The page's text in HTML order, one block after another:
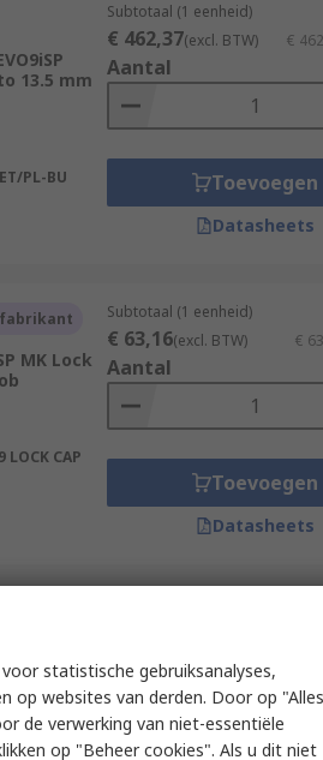
13.5 mm
PL-BU
Subtotaal (1 eenheid)
€ 462,37(excl. BTW) €
Aantal
Toevoegen
Datasheets
MK Lock
LOCK CAP
Subtotaal (1 eenheid)
€ 63,16(excl. BTW) €
Aantal
Toevoegen
Datasheets
2.2 to
€
Aantal
statistische gebruiksanalyses,
op websites van derden. Door op "Alles
de verwerking van niet-essentiële
op "Beheer cookies". Als u dit niet